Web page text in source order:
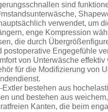
sind
verwendet, um
enge Kompression
die durch
postoperative Engegefühle
von Unterwäsche
für die Modifizierung von
bestehen aus
und bestehen aus
Kanten, die beim